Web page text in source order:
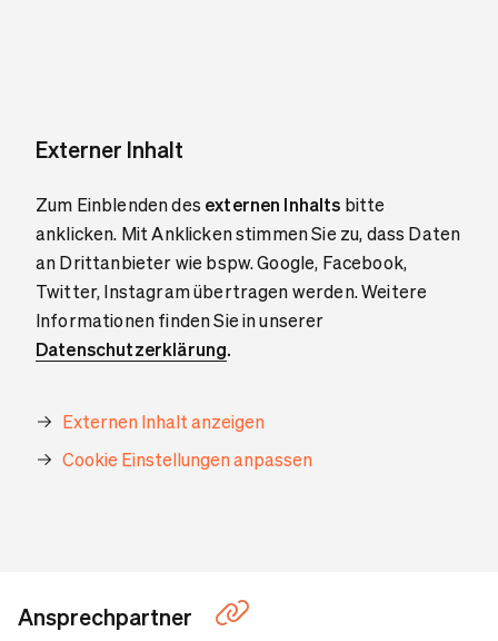
Externer Inhalt
Zum Einblenden des externen Inhalts bitte
anklicken. Mit Anklicken stimmen Sie zu, dass Daten
an Drittanbieter wie bspw. Google, Facebook,
Twitter, Instagram übertragen werden. Weitere
Informationen finden Sie in unserer
Datenschutzerklärung.
Externen Inhalt anzeigen
Cookie Einstellungen anpassen
Ansprechpartner